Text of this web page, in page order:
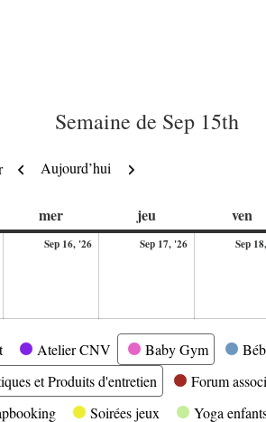
Semaine de Sep 15th
Précédent
Aujourd’hui Suivant
mermercredi jeujeudi ven
Sep 16, '2616
Sep 17, '2617
Sep
Atelier CNV Baby Gym
et Produits d'entretien Forum
Soirées jeux Yoga